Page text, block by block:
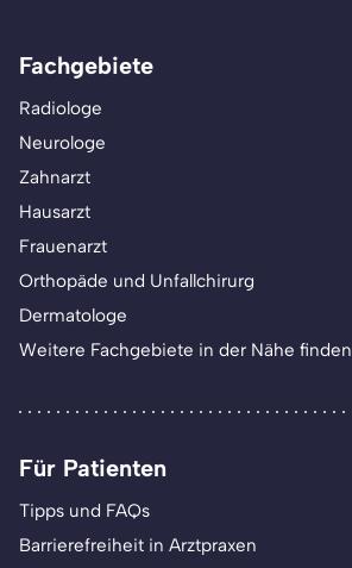
Fachgebiete
Radiologe
Neurologe
Zahnarzt
Hausarzt
Frauenarzt
Orthopäde und Unfallchirurg
Dermatologe
Weitere Fachgebiete in der Nähe finden
Für Patienten
Tipps und FAQs
Barrierefreiheit in Arztpraxen